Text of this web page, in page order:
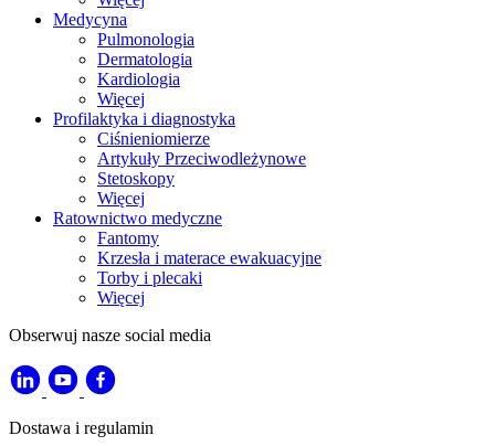
Medycyna
Pulmonologia
Dermatologia
Kardiologia
Więcej
Profilaktyka i diagnostyka
Ciśnieniomierze
Artykuły Przeciwodleżynowe
Stetoskopy
Więcej
Ratownictwo medyczne
Fantomy
Krzesła i materace ewakuacyjne
Torby i plecaki
Więcej
Obserwuj nasze social media
Dostawa i regulamin